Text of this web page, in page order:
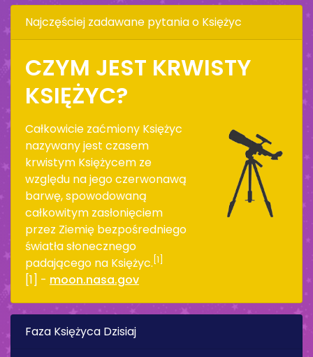
Najczęściej zadawane pytania o Księżyc
CZYM JEST KRWISTY
KSIĘŻYC?
Całkowicie zaćmiony Księżyc
nazywany jest czasem
krwistym Księżycem ze
względu na jego czerwonawą
barwę, spowodowaną
całkowitym zasłonięciem
przez Ziemię bezpośredniego
światła słonecznego
padającego na Księżyc. [1]
[1] - moon.nasa.gov
Faza Księżyca Dzisiaj